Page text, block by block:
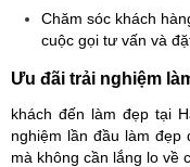
Chăm sóc khách
cuộc gọi tư vấn và
Ưu đãi trải nghiệm
khách đến làm đẹp tại
nghiệm lần đầu làm
mà không cần lắng lo về